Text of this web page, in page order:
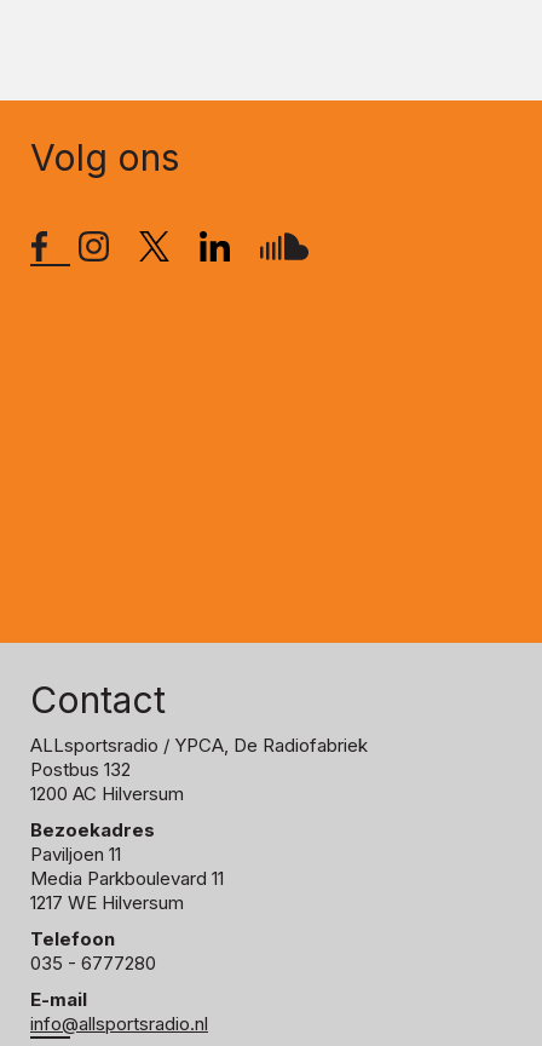
Volg ons
Contact
ALLsportsradio / YPCA, De Radiofabriek
Postbus 132
1200 AC Hilversum
Bezoekadres
Paviljoen 11
Media Parkboulevard 11
1217 WE Hilversum
Telefoon
035 - 6777280
E-mail
info@allsportsradio.nl